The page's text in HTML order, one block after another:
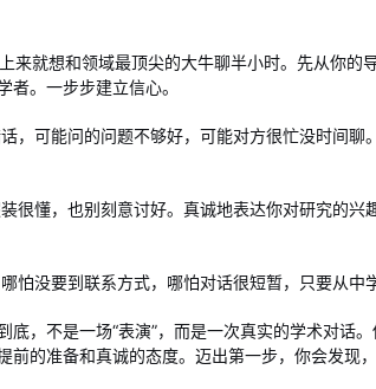
来就想和领域最顶尖的大牛聊半小时。先从你的
者。一步步建立信心。
，可能问的问题不够好，可能对方很忙没时间聊
很懂，也别刻意讨好。真诚地表达你对研究的兴
哪怕没要到联系方式，哪怕对话很短暂，只要从中
底，不是一场“表演”，而是一次真实的学术对话
前的准备和真诚的态度。迈出第一步，你会发现